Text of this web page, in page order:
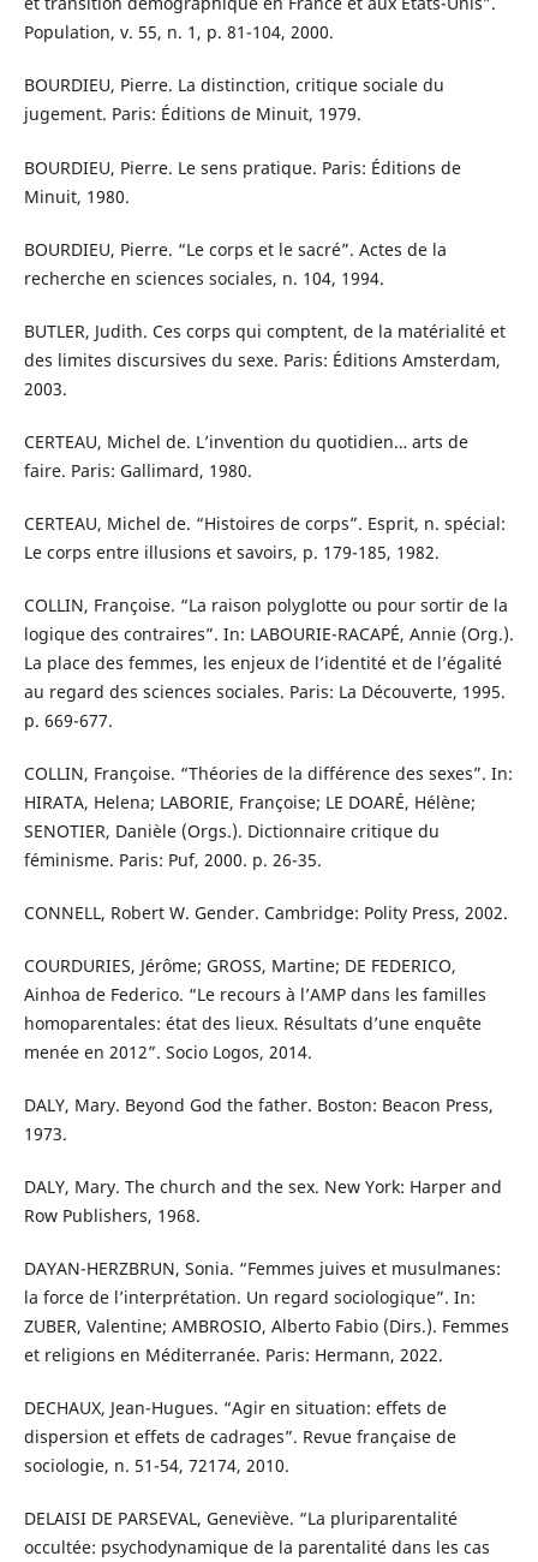
Population, v. 55, n. 1, p. 81-104, 2000.
BOURDIEU, Pierre. La distinction, critique sociale du
jugement. Paris: Éditions de Minuit, 1979.
BOURDIEU, Pierre. Le sens pratique. Paris: Éditions de
Minuit, 1980.
BOURDIEU, Pierre. “Le corps et le sacré”. Actes de la
recherche en sciences sociales, n. 104, 1994.
BUTLER, Judith. Ces corps qui comptent, de la matérialité et
des limites discursives du sexe. Paris: Éditions Amsterdam,
2003.
CERTEAU, Michel de. L’invention du quotidien… arts de
faire. Paris: Gallimard, 1980.
CERTEAU, Michel de. “Histoires de corps”. Esprit, n. spécial:
Le corps entre illusions et savoirs, p. 179-185, 1982.
COLLIN, Françoise. “La raison polyglotte ou pour sortir de la
logique des contraires”. In: LABOURIE-RACAPÉ, Annie (Org.).
La place des femmes, les enjeux de l’identité et de l’égalité
au regard des sciences sociales. Paris: La Découverte, 1995.
p. 669-677.
COLLIN, Françoise. “Théories de la différence des sexes”. In:
HIRATA, Helena; LABORIE, Françoise; LE DOARÉ, Hélène;
SENOTIER, Danièle (Orgs.). Dictionnaire critique du
féminisme. Paris: Puf, 2000. p. 26-35.
CONNELL, Robert W. Gender. Cambridge: Polity Press, 2002.
COURDURIES, Jérôme; GROSS, Martine; DE FEDERICO,
Ainhoa de Federico. “Le recours à l’AMP dans les familles
homoparentales: état des lieux. Résultats d’une enquête
menée en 2012”. Socio Logos, 2014.
DALY, Mary. Beyond God the father. Boston: Beacon Press,
1973.
DALY, Mary. The church and the sex. New York: Harper and
Row Publishers, 1968.
DAYAN-HERZBRUN, Sonia. “Femmes juives et musulmanes:
la force de l’interprétation. Un regard sociologique”. In:
ZUBER, Valentine; AMBROSIO, Alberto Fabio (Dirs.). Femmes
et religions en Méditerranée. Paris: Hermann, 2022.
DECHAUX, Jean-Hugues. “Agir en situation: effets de
dispersion et effets de cadrages”. Revue française de
sociologie, n. 51-54, 72174, 2010.
DELAISI DE PARSEVAL, Geneviève. “La pluriparentalité
occultée: psychodynamique de la parentalité dans les cas